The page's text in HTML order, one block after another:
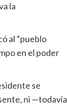
la
al “pueblo
en el poder
se
ni —todavía